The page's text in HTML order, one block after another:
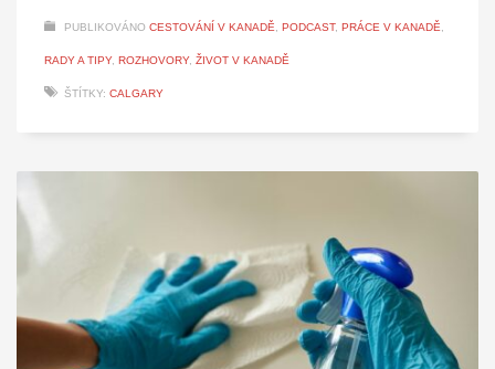
PUBLIKOVÁNO CESTOVÁNÍ V KANADĚ, PODCAST, PRÁCE V KANADĚ,
RADY A TIPY, ROZHOVORY, ŽIVOT V KANADĚ
ŠTÍTKY: CALGARY